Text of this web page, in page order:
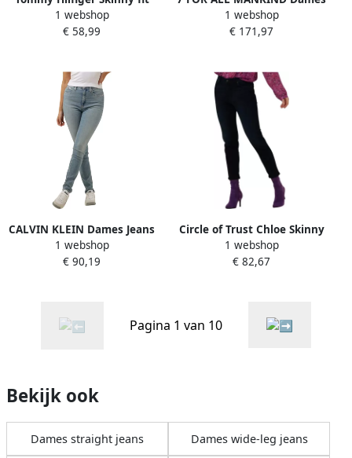
jeans TH FLEX COMO
SKINNY RW GYA met logo-
1 webshop
€ 58,99
Jeans Roxanne Luxe
Vintage Sunday Lichtblauw
1 webshop
€ 171,97
CALVIN KLEIN Dames Jeans
High Rise Skinny Blauw
1 webshop
€ 90,19
Circle of Trust Chloe Skinny
Jeans in Donkerblauw Blue
Dames
1 webshop
€ 82,67
Pagina 1 van 10
Bekijk ook
Dames straight jeans Dames wide-leg jeans